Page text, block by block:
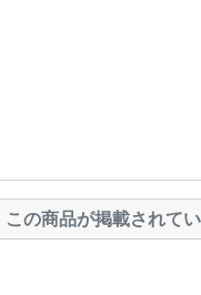
この商品が掲載されて